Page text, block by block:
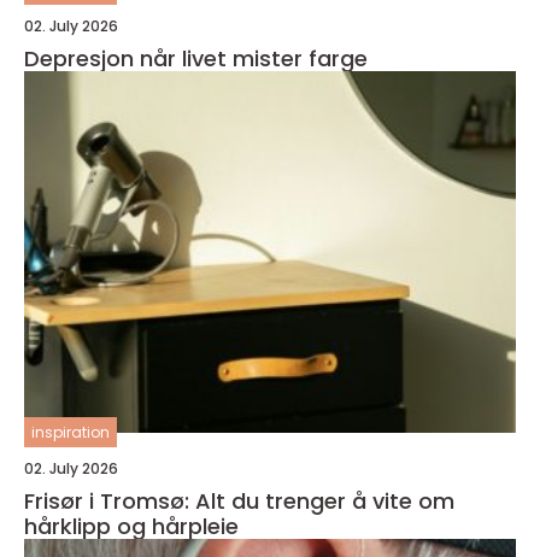
02. July 2026
Depresjon når livet mister farge
inspiration
02. July 2026
Frisør i Tromsø: Alt du trenger å vite om
hårklipp og hårpleie